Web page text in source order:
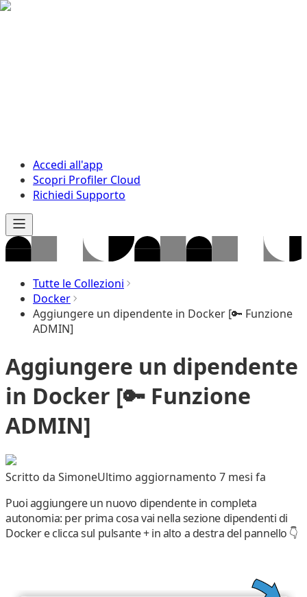
Accedi all'app
Scopri Profiler Cloud
Richiedi Supporto
Tutte le Collezioni
Docker
Aggiungere un dipendente in Docker [🔑 Funzione
ADMIN]
Aggiungere un dipendente
in Docker [🔑 Funzione
ADMIN]
Scritto da SimoneUltimo aggiornamento 7 mesi fa
Puoiaggiungere un nuovo dipendentein completa
autonomia: per prima cosa vai nella sezione dipendenti di
Docker e clicca sul pulsante+in alto a destra del pannello 👇